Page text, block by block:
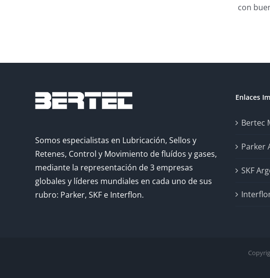
con
Somos especialistas en Lubricación, Sellos y
Retenes, Control y Movimiento de fluídos y gases,
mediante la representación de 3 empresas
globales y líderes mundiales en cada uno de sus
rubro: Parker, SKF e Interflon.
Enlaces
Bertec
Parker
SKF